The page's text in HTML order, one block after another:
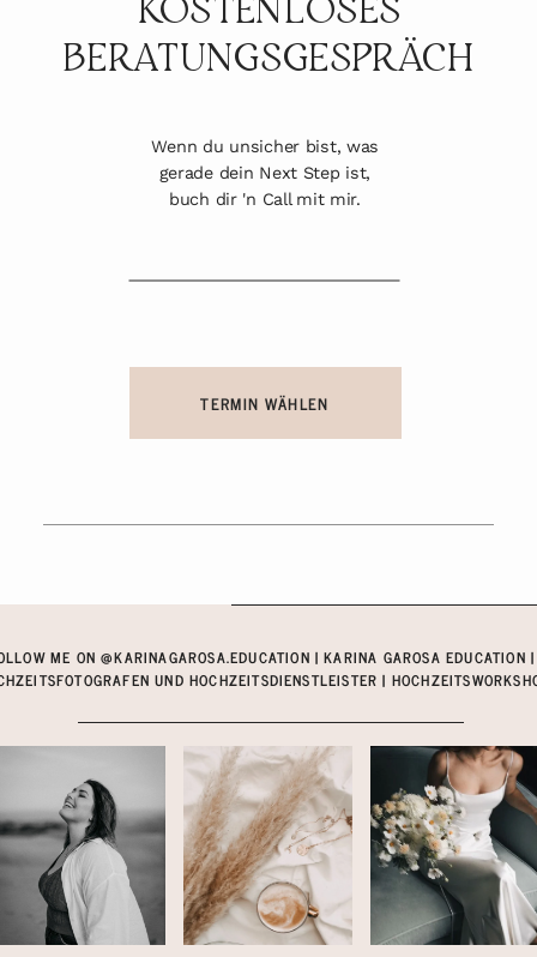
KOSTENLOSES
BERATUNGSGESPRÄCH
TERMIN WÄHLEN
Wenn du unsicher bist, was
gerade dein Next Step ist,
buch dir 'n Call mit mir.
ME ON @KARINAGAROSA.EDUCATION | KARINA GAROSA
UND HOCHZEITSDIENSTLEISTER |